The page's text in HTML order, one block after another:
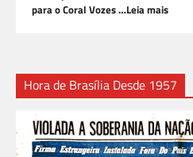
para o Coral Vozes …Leia mais
Hora de Brasília Desde 1957